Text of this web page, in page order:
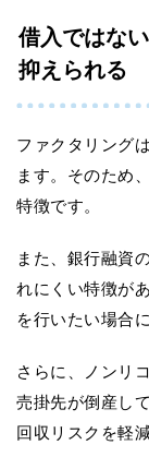
借入ではな
抑えられる
ファクタリング
ます。そのため
特徴です。
また、銀行融資
れにくい特徴が
を行いたい場合
さらに、ノンリ
売掛先が倒産し
回収リスクを軽